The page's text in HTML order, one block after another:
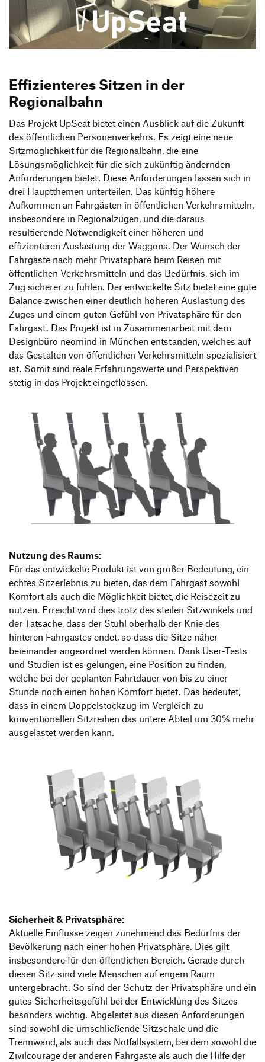
Transfer und Kooperation
Produktgestaltung B.A.
Strategische Gestaltung M.A.
Effizienteres Sitzen in der
Regionalbahn
Das Projekt UpSeat bietet einen Ausblick auf die Zukunft
des öffentlichen Personenverkehrs. Es zeigt eine neue
Sitzmöglichkeit für die Regionalbahn, die eine
Lösungsmöglichkeit für die sich zukünftig ändernden
Anforderungen bietet. Diese Anforderungen lassen sich in
drei Hauptthemen unterteilen. Das künftig höhere
Aufkommen an Fahrgästen in öffentlichen Verkehrsmitteln,
insbesondere in Regionalzügen, und die daraus
resultierende Notwendigkeit einer höheren und
effizienteren Auslastung der Waggons. Der Wunsch der
Fahrgäste nach mehr Privatsphäre beim Reisen mit
öffentlichen Verkehrsmitteln und das Bedürfnis, sich im
Zug sicherer zu fühlen. Der entwickelte Sitz bietet eine gute
Balance zwischen einer deutlich höheren Auslastung des
Zuges und einem guten Gefühl von Privatsphäre für den
Fahrgast. Das Projekt ist in Zusammenarbeit mit dem
Designbüro neomind in München entstanden, welches auf
das Gestalten von öffentlichen Verkehrsmitteln spezialisiert
ist. Somit sind reale Erfahrungswerte und Perspektiven
stetig in das Projekt eingeflossen.
Nutzung des Raums:
Für das entwickelte Produkt ist von großer Bedeutung, ein
echtes Sitzerlebnis zu bieten, das dem Fahrgast sowohl
Komfort als auch die Möglichkeit bietet, die Reisezeit zu
nutzen. Erreicht wird dies trotz des steilen Sitzwinkels und
der Tatsache, dass der Stuhl oberhalb der Knie des
hinteren Fahrgastes endet, so dass die Sitze näher
beieinander angeordnet werden können. Dank User-Tests
und Studien ist es gelungen, eine Position zu finden,
welche bei der geplanten Fahrtdauer von bis zu einer
Stunde noch einen hohen Komfort bietet. Das bedeutet,
dass in einem Doppelstockzug im Vergleich zu
konventionellen Sitzreihen das untere Abteil um 30% mehr
ausgelastet werden kann.
Sicherheit & Privatsphäre:
Aktuelle Einflüsse zeigen zunehmend das Bedürfnis der
Bevölkerung nach einer hohen Privatsphäre. Dies gilt
insbesondere für den öffentlichen Bereich. Gerade durch
diesen Sitz sind viele Menschen auf engem Raum
untergebracht. So sind der Schutz der Privatsphäre und ein
gutes Sicherheitsgefühl bei der Entwicklung des Sitzes
besonders wichtig. Abgeleitet aus diesen Anforderungen
sind sowohl die umschließende Sitzschale und die
Trennwand, als auch das Notfallsystem, bei dem sowohl die
Zivilcourage der anderen Fahrgäste als auch die Hilfe der